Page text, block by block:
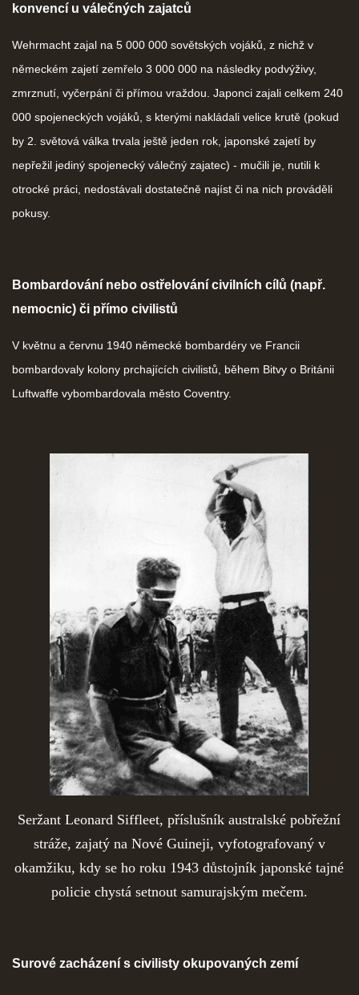
konvencí u válečných zajatců
Wehrmacht zajal na 5 000 000 sovětských vojáků, z nichž v
německém zajetí zemřelo 3 000 000 na následky podvýživy,
zmrznutí, vyčerpání či přímou vraždou. Japonci zajali celkem 240
000 spojeneckých vojáků, s kterými nakládali velice krutě (pokud
by 2. světová válka trvala ještě jeden rok, japonské zajetí by
nepřežil jediný spojenecký válečný zajatec) - mučili je, nutili k
otrocké práci, nedostávali dostatečně najíst či na nich prováděli
pokusy.
Bombardování nebo ostřelování civilních cílů (např.
nemocnic) či přímo civilistů
V květnu a červnu 1940 německé bombardéry ve Francii
bombardovaly kolony prchajících civilistů, během Bitvy o Británii
Luftwaffe vybombardovala město Coventry.
Seržant Leonard Siffleet, příslušník australské pobřežní
stráže, zajatý na Nové Guineji, vyfotografovaný v
okamžiku, kdy se ho roku 1943 důstojník japonské tajné
policie chystá setnout samurajským mečem.
Surové zacházení s civilisty okupovaných zemí